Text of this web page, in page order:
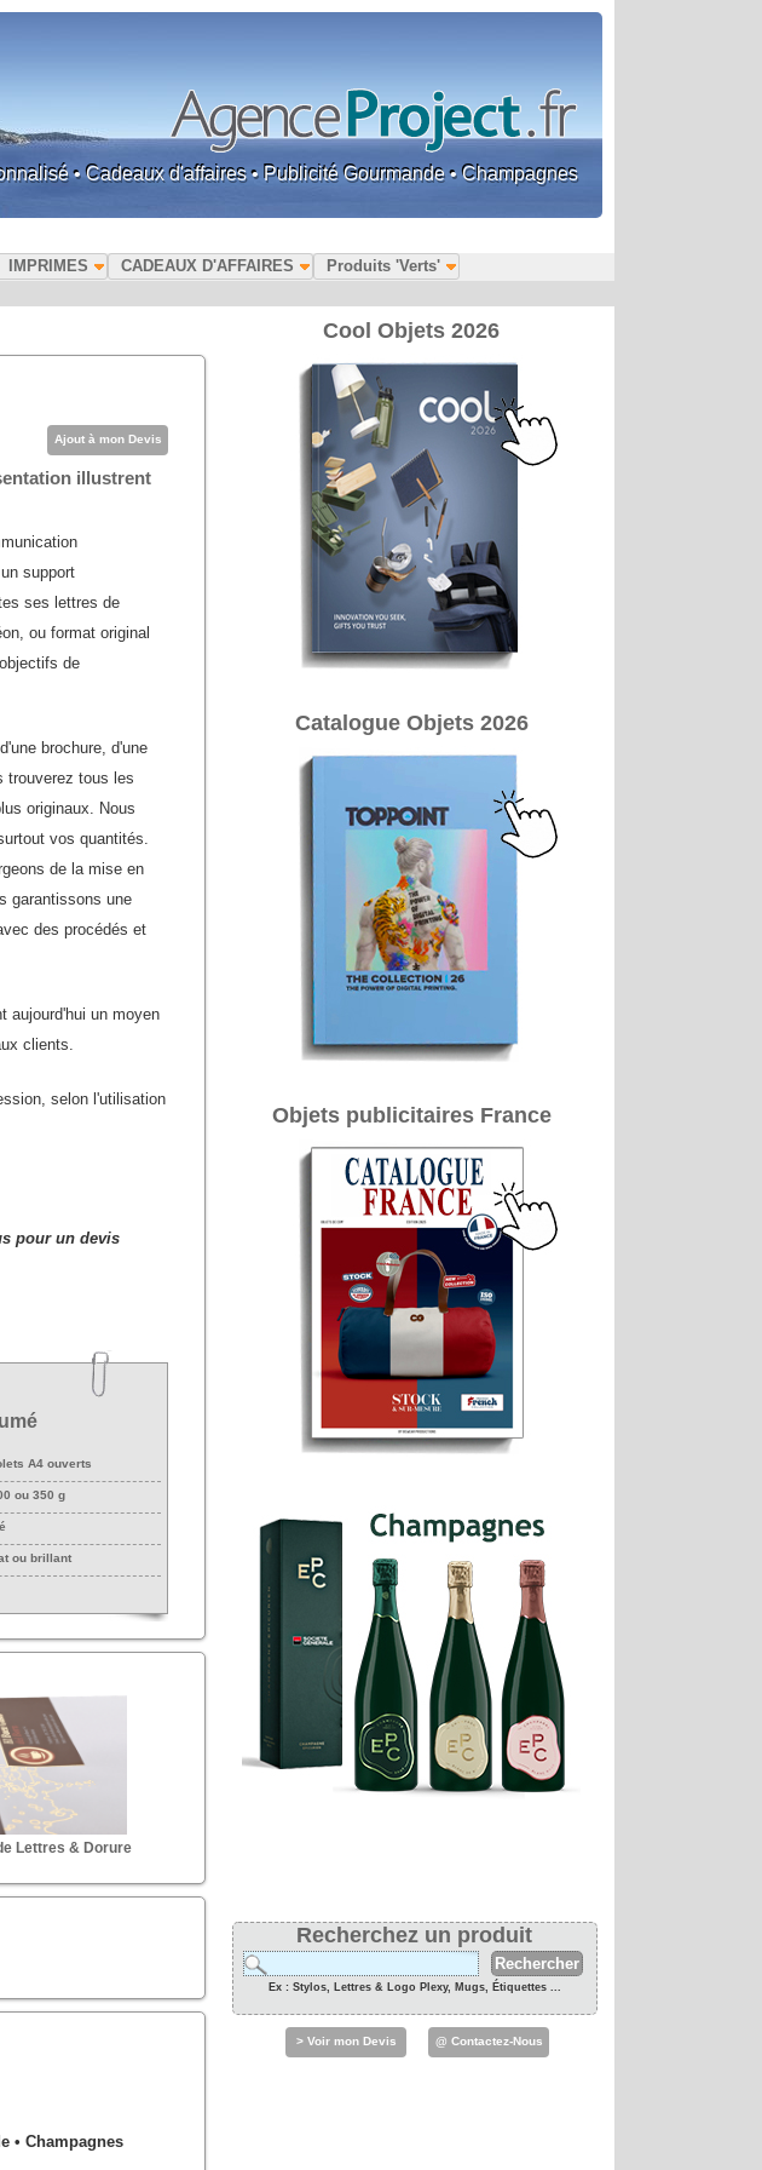
• Cadeaux d'affaires • Publicité Gourmande • Champagnes
IMPRIMES CADEAUX D'AFFAIRES
Produits 'Verts'
Ajout à mon Devis
illustrent
support
ses lettres de
ou format original
de
brochure, d'une
trouverez tous les
originaux. Nous
vos quantités.
de la mise en
garantissons une
des procédés et
aujourd'hui un moyen
clients.
selon l'utilisation
pour un devis
A4 ouverts
ou 350 g
ou brillant
Lettres & Dorure
• Champagnes
Cool Objets 2026
Catalogue Objets 2026
Objets publicitaires France
Recherchez un produit
Ex : Stylos, Lettres & Logo Plexy, Mugs, Étiquettes ...
> Voir mon Devis @ Contactez-Nous